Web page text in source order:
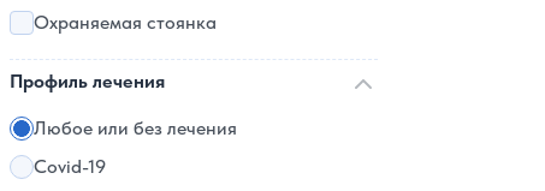
Охраняемая стоянка
Профиль лечения
Любое или без лечения
Covid-19